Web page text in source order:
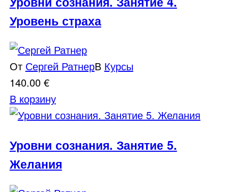
Уровень страха
От Сергей РатнерВ Курсы
140.00 €
В корзину
Уровни сознания. Занятие 5.
Желания